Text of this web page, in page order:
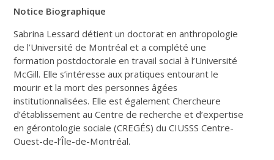
Notice Biographique
Sabrina Lessard détient un doctorat en anthropologie
de l’Université de Montréal et a complété une
formation postdoctorale en travail social à l’Université
McGill. Elle s’intéresse aux pratiques entourant le
mourir et la mort des personnes âgées
institutionnalisées. Elle est également Chercheure
d’établissement au Centre de recherche et d’expertise
en gérontologie sociale (CREGÉS) du CIUSSS Centre-
Ouest-de-l’Île-de-Montréal.